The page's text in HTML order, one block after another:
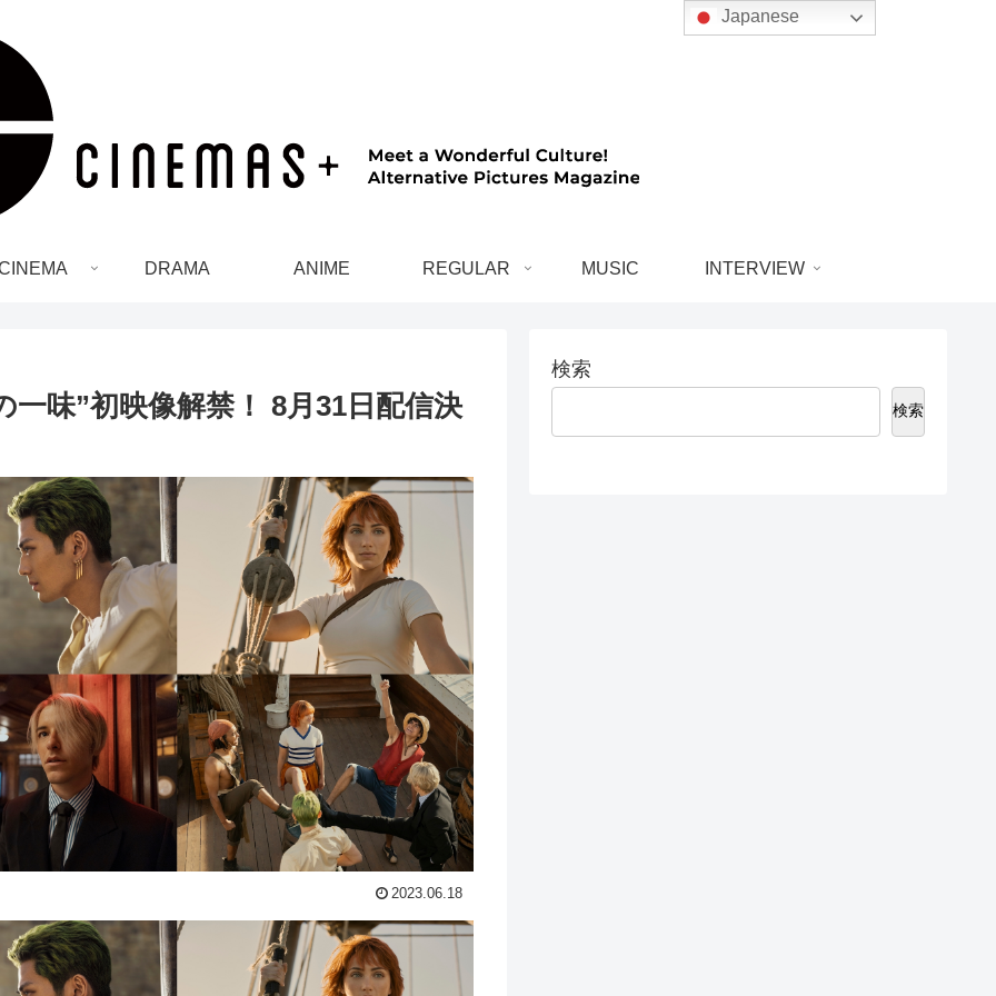
DRAMA ANIME REGULAR MUSIC INTERVIEW
味”初映像解禁！ 8月31日配信決
2023.06.18
検索
検索
Japanese